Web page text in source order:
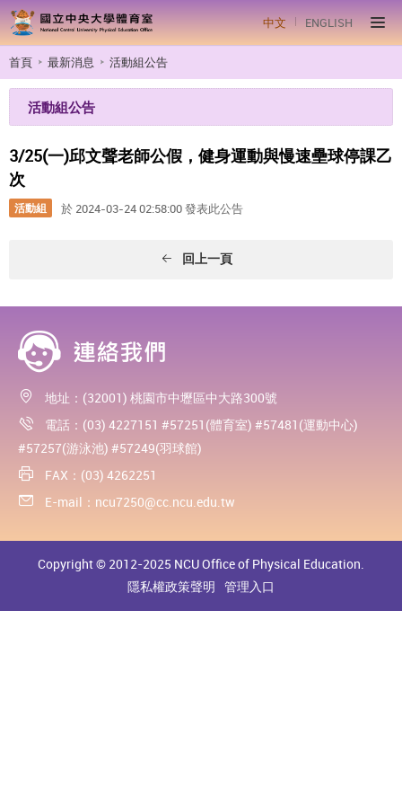
中文 ENGLISH
首頁 最新消息 活動組公告
活動組公告
3/25(一)邱文聲老師公假，健身運動與慢速壘球停課乙
次
活動組 於 2024-03-24 02:58:00 發表此公告
回上一頁
地址：(32001) 桃園市中壢區中大路300號
電話：(03) 4227151 #57251(體育室) #57481(運動中心)
#57257(游泳池) #57249(羽球館)
FAX：(03) 4262251
E-mail： ncu7250@cc.ncu.edu.tw
Copyright © 2012-2025 NCU Office of Physical Education.
隱私權政策聲明 管理入口